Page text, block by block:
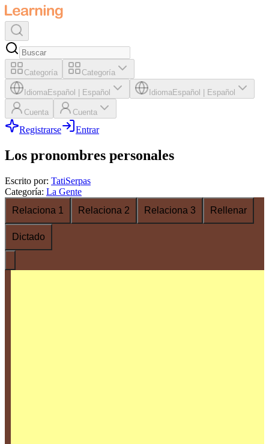
Categoría Categoría
IdiomaEspañol Español IdiomaEspañol Español
Cuenta Cuenta
Registrarse Entrar
Los pronombres personales
Escrito por: TatiSerpas
Categoría: La Gente
Relaciona 1
Relaciona 2 Relaciona 3 Rellenar
Dictado